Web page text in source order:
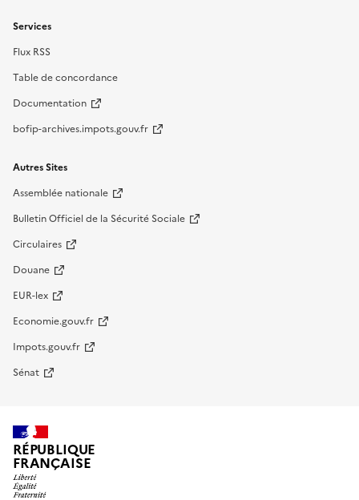
Services
Flux RSS
Table de concordance
Documentation
bofip-archives.impots.gouv.fr
Autres Sites
Assemblée nationale
Bulletin Officiel de la Sécurité Sociale
Circulaires
Douane
EUR-lex
Economie.gouv.fr
Impots.gouv.fr
Sénat
RÉPUBLIQUE
FRANÇAISE